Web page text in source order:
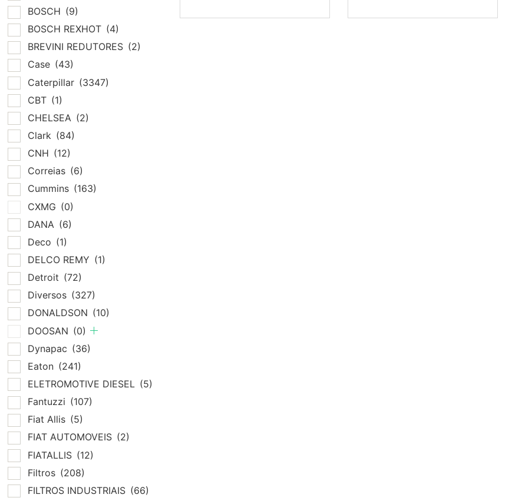
BOSCH (9)
BOSCH REXHOT (4)
BREVINI REDUTORES (2)
Case (43)
Caterpillar (3347)
CBT (1)
CHELSEA (2)
Clark (84)
CNH (12)
Correias (6)
Cummins (163)
CXMG (0)
DANA (6)
Deco (1)
DELCO REMY (1)
Detroit (72)
Diversos (327)
DONALDSON (10)
DOOSAN (0)
Dynapac (36)
Eaton (241)
ELETROMOTIVE DIESEL (5)
Fantuzzi (107)
Fiat Allis (5)
FIAT AUTOMOVEIS (2)
FIATALLIS (12)
Filtros (208)
FILTROS INDUSTRIAIS (66)